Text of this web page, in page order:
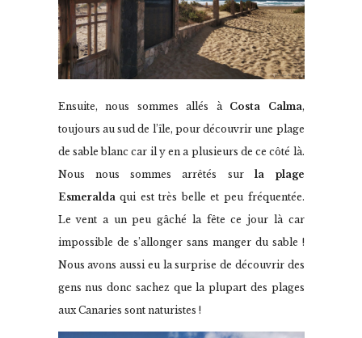
Ensuite, nous sommes allés à Costa Calma,
toujours au sud de l’île, pour découvrir une plage
de sable blanc car il y en a plusieurs de ce côté là.
Nous nous sommes arrêtés surla plage
Esmeraldaqui est très belle et peu fréquentée.
Le vent a un peu gâché la fête ce jour là car
impossible de s’allonger sans manger du sable !
Nous avons aussi eu la surprise de découvrir des
gens nus donc sachez que la plupart des plages
aux Canaries sont naturistes !